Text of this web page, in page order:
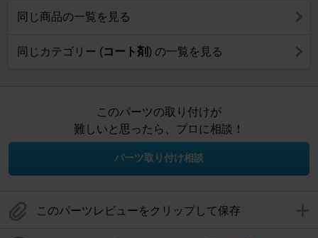
同じ商品の一覧を見る
同じカテゴリー (コート剤) の一覧を見る
このパーツの取り付けが
難しいと思ったら、プロに相談！
パーツ取り付け相談
このパーツレビューをクリップして保存